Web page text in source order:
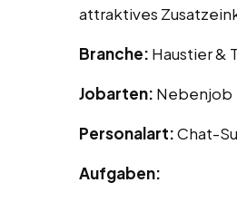
attraktives
Branche: Haustier &
Jobarten: Nebenjob
Personalart:Chat-
Aufgaben: